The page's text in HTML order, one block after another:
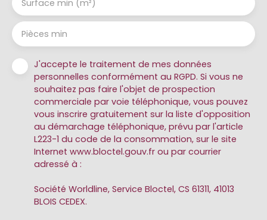
Surface min (m²)
Pièces min
J'accepte le traitement de mes données
personnelles conformément au RGPD. Si vous ne
souhaitez pas faire l'objet de prospection
commerciale par voie téléphonique, vous pouvez
vous inscrire gratuitement sur la liste d'opposition
au démarchage téléphonique, prévu par l'article
L223-1 du code de la consommation, sur le site
Internet www.bloctel.gouv.fr ou par courrier
adressé à :
Société Worldline, Service Bloctel, CS 61311, 41013
BLOIS CEDEX.